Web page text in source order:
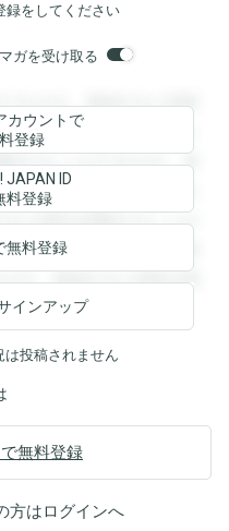
録をしてください
ガを受け取る
きます。登録すると回答
ると回答を閲覧すること
することができます。登
ます。登録すると回答を
と回答を閲覧することが
ることができます。登録
す。登録すると回答を閲
カウントで
登録
JAPAN ID
料登録
無料登録
インアップ
投稿されません
無料登録
方はログインへ